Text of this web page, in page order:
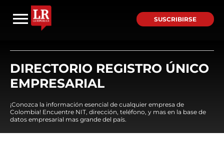
SUSCRIBIRSE
DIRECTORIO REGISTRO ÚNICO
EMPRESARIAL
¡Conozca la información esencial de cualquier empresa de
Colombia! Encuentre NIT, dirección, teléfono, y mas en la base de
datos empresarial mas grande del país.